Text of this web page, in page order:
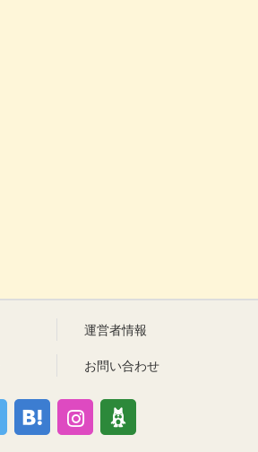
運営者情報
お問い合わせ